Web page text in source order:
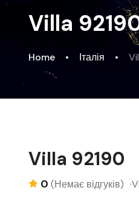
Villa
Home Італія
Villa 92190
0 (Немає відгуків)